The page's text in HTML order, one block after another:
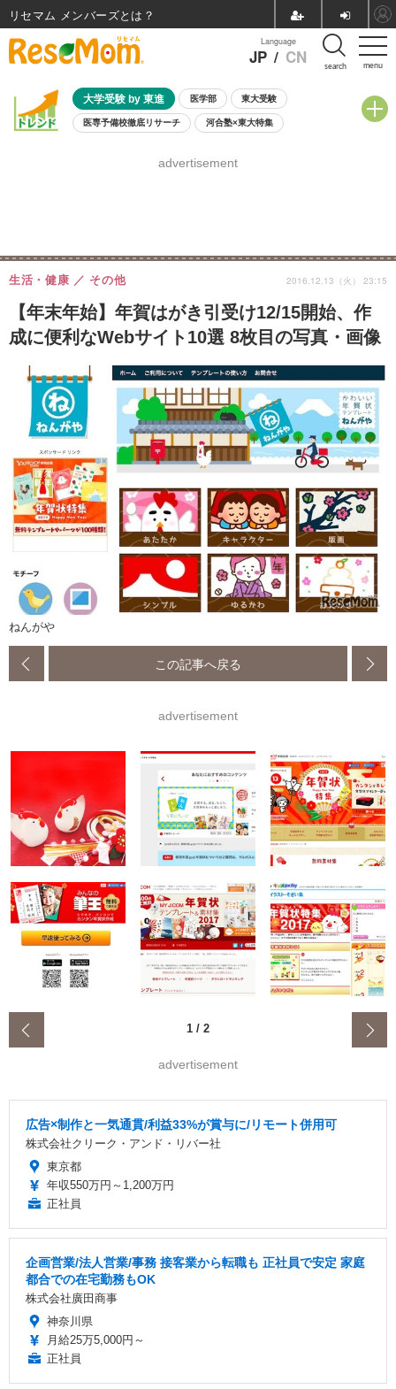
menu
Language
JP / CN search
大学受験 by 東進 医学部 東大受験
医専予備校徹底リサーチ 河合塾×東大特集
8月開催学校説明会・相談会
advertisement
【年末年始】年賀はがき引受け12/15開始、作
成に便利なWebサイト10選 8枚目の写真・画像
生活・健康 その他 2016.12.13（火） 23:15
ねんがや
この記事へ戻る
advertisement
1 / 2
advertisement
広告×制作と一気通貫/利益33%が賞与に/リモート併用可
株式会社クリーク・アンド・リバー社
東京都
年収550万円～1,200万円
正社員
企画営業/法人営業/事務 接客業から転職も 正社員で安定 家庭
都合での在宅勤務もOK
株式会社廣田商事
神奈川県
月給25万5,000円～
正社員
リセマム メンバーズ